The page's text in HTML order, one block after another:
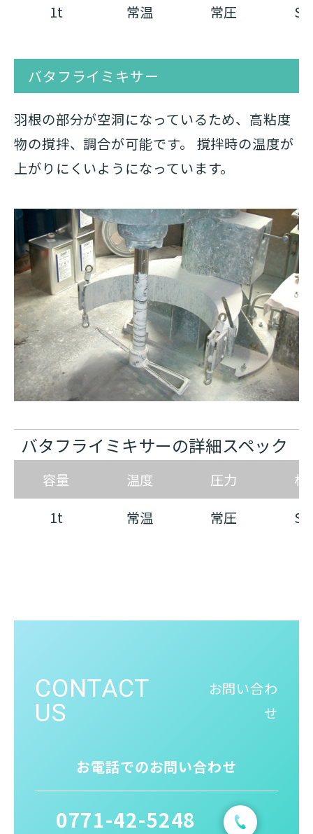
1t 常温 常圧
バタフライミキサー
羽根の部分が空洞になっているため、高粘度
物の撹拌、調合が可能です。 撹拌時の温度が
上がりにくいようになっています。
バタフライミキサーの詳細スペック
容量 温度 圧力
材
1t
常温 常圧
CONTACT
US
お問い合わ
せ
お電話でのお問い合わせ
0771-42-5248